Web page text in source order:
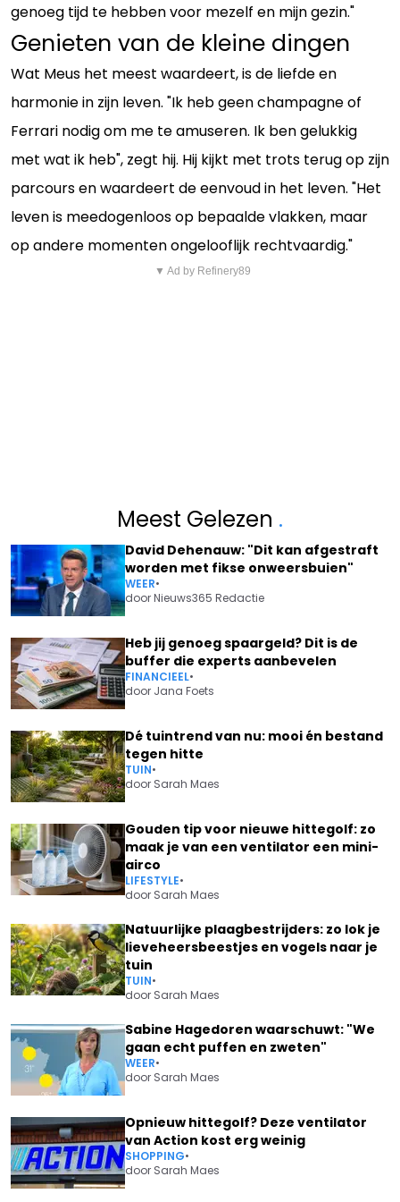
genoeg tijd te hebben voor mezelf en mijn gezin."
Genieten van de kleine dingen
Wat Meus het meest waardeert, is de liefde en
harmonie in zijn leven. "Ik heb geen champagne of
Ferrari nodig om me te amuseren. Ik ben gelukkig
met wat ik heb", zegt hij. Hij kijkt met trots terug op zijn
parcours en waardeert de eenvoud in het leven. "Het
leven is meedogenloos op bepaalde vlakken, maar
op andere momenten ongelooflijk rechtvaardig."
▼ Ad by Refinery89
Meest Gelezen .
David Dehenauw: "Dit kan afgestraft
worden met fikse onweersbuien"
WEER•
doorNieuws365 Redactie
Heb jij genoeg spaargeld? Dit is de
buffer die experts aanbevelen
FINANCIEEL•
door Jana Foets
Dé tuintrend van nu: mooi én bestand
tegen hitte
TUIN•
door Sarah Maes
Gouden tip voor nieuwe hittegolf: zo
maak je van een ventilator een mini-
airco
LIFESTYLE•
door Sarah Maes
Natuurlijke plaagbestrijders: zo lok je
lieveheersbeestjes en vogels naar je
tuin
TUIN•
door Sarah Maes
Sabine Hagedoren waarschuwt: "We
gaan echt puffen en zweten"
WEER•
door Sarah Maes
Opnieuw hittegolf? Deze ventilator
van Action kost erg weinig
SHOPPING•
door Sarah Maes